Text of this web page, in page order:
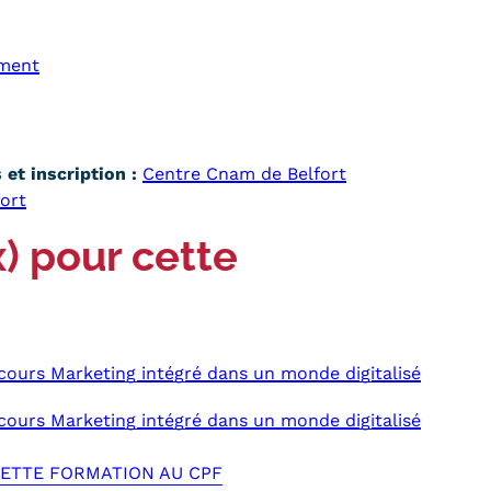
et inscription : Centre Cnam de Belfort
pour cette
Marketing intégré dans un monde digitalisé
Marketing intégré dans un monde digitalisé
FORMATION AU CPF